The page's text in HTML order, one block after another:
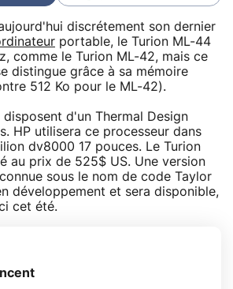
discrétement son dernier
portable, le Turion ML-44
comme le Turion ML-42, mais ce
distingue grâce à sa mémoire
512 Ko pour le ML-42).
disposent d'un Thermal Design
HP utilisera ce processeur dans
dv8000 17 pouces. Le Turion
au prix de 525$ US. Une version
sous le nom de code Taylor
développement et sera disponible,
cet été.